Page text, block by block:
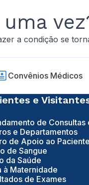
a condição se
Convênios Médicos
e
de Consultas
e Departamentos
de Apoio ao
de Sangue
da Saúde
à Maternidade
de Exames